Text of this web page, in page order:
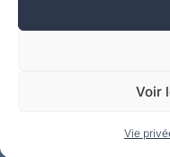
Voir
Vie
©MPI 2026 –
of Mineral